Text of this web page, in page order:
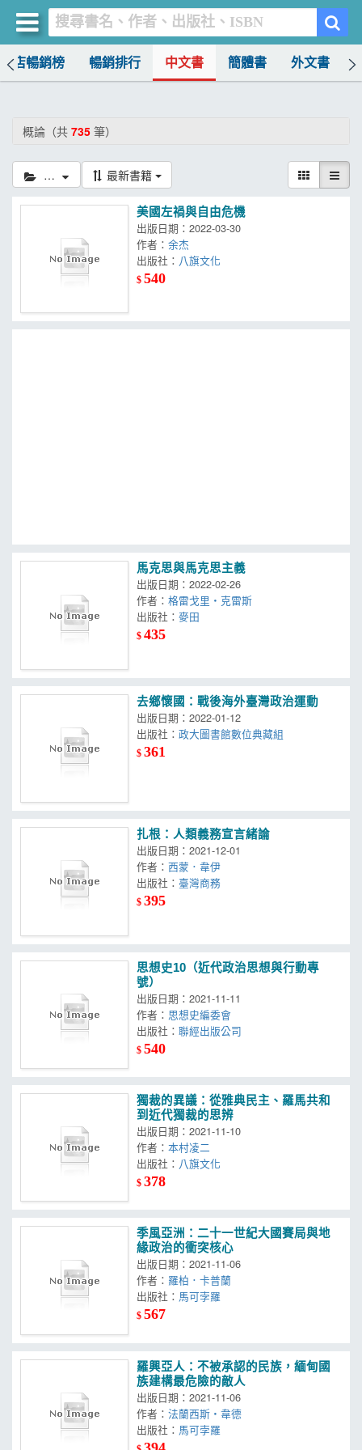
書店暢銷榜 暢銷排行 中文書 簡體書 外文書
概論（共 735 筆）
概論 最新書籍
美國左禍與自由危機
出版日期：2022-03-30
作者：余杰
出版社：
$540
馬克思與馬克思主義
出版日期：2022-02-26
作者：格雷戈里・克雷斯
出版社：
$435
去鄉懷國：戰後海外臺灣政治運動
出版日期：2022-01-12
出版社：
$361
扎根：人類義務宣言緒論
出版日期：2021-12-01
作者：西蒙．韋伊
出版社：
$395
思想史10（近代政治思想與行動專
號）
出版日期：2021-11-11
作者： 思想史編委會
出版社：
$540
獨裁的異議：從雅典民主、羅馬共和
到近代獨裁的思辨
出版日期：2021-11-10
作者：本村凌二
出版社：
$378
季風亞洲：二十一世紀大國賽局與地
緣政治的衝突核心
出版日期：2021-11-06
作者： 羅柏．卡普蘭
出版社：
$567
羅興亞人：不被承認的民族，緬甸國
族建構最危險的敵人
出版日期：2021-11-06
作者：法蘭西斯‧韋德
出版社：
買書網
書店暢銷榜
簡體書
外文書